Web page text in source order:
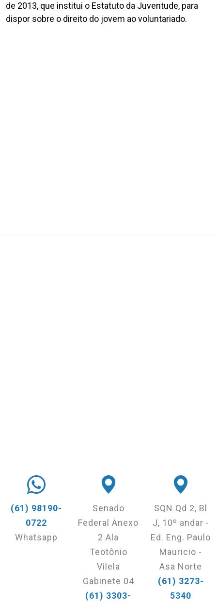
de 2013, que institui o Estatuto da Juventude, para
dispor sobre o direito do jovem ao voluntariado.
(61) 98190-
0722
Whatsapp
Senado
Federal Anexo
2 Ala
Teotônio
Vilela
Gabinete 04
(61) 3303-
SQN Qd 2, Bl
J, 10º andar -
Ed. Eng. Paulo
Mauricio -
Asa Norte
(61) 3273-
5340